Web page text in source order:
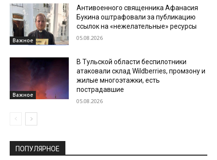
Важное
Антивоенного священника Афанасия
Букина оштрафовали за публикацию
ссылок на «нежелательные» ресурсы
05.08.2026
Важное
В Тульской области беспилотники
атаковали склад Wildberries, промзону и
жилые многоэтажки, есть
пострадавшие
05.08.2026
ПОПУЛЯРНОЕ